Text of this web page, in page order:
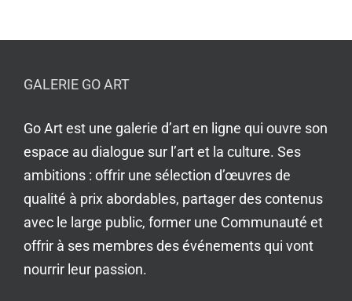
GALERIE GO ART
Go Art est une galerie d’art en ligne qui ouvre son
espace au dialogue sur l’art et la culture. Ses
ambitions : offrir une sélection d’œuvres de
qualité à prix abordables, partager des contenus
avec le large public, former une Communauté et
offrir à ses membres des événements qui vont
nourrir leur passion.